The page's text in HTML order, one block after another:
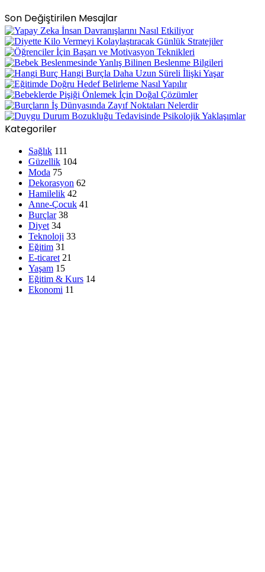
Son Değiştirilen Mesajlar
Kategoriler
Sağlık 111
Güzellik 104
Moda 75
Dekorasyon 62
Hamilelik 42
Anne-Çocuk 41
Burçlar 38
Diyet 34
Teknoloji 33
Eğitim 31
E-ticaret 21
Yaşam 15
Eğitim & Kurs 14
Ekonomi 11